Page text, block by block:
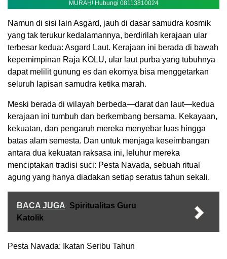
MURAH! Hubungi 08113810024
Namun di sisi lain Asgard, jauh di dasar samudra kosmik
yang tak terukur kedalamannya, berdirilah kerajaan ular
terbesar kedua: Asgard Laut. Kerajaan ini berada di bawah
kepemimpinan Raja KOLU, ular laut purba yang tubuhnya
dapat melilit gunung es dan ekornya bisa menggetarkan
seluruh lapisan samudra ketika marah.
Meski berada di wilayah berbeda—darat dan laut—kedua
kerajaan ini tumbuh dan berkembang bersama. Kekayaan,
kekuatan, dan pengaruh mereka menyebar luas hingga
batas alam semesta. Dan untuk menjaga keseimbangan
antara dua kekuatan raksasa ini, leluhur mereka
menciptakan tradisi suci: Pesta Navada, sebuah ritual
agung yang hanya diadakan setiap seratus tahun sekali.
BACA JUGA Spiritualitas Guru
Katolik
Pesta Navada: Ikatan Seribu Tahun